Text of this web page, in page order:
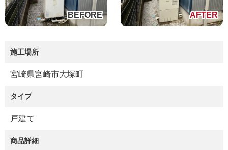
施工場所
宮崎県宮崎市大塚町
タイプ
戸建て
商品詳細